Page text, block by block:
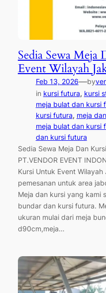
Sedia Sewa
Event Wilayah
Feb 13, 2026—by
in kursi futura, kursi
meja bulat dan kursi
kursi futura, meja
meja bulat dan kursi
dan kursi futura
Sedia Sewa Meja Dan
PT.VENDOR EVENT
Kursi Untuk Event
pemesanan untuk area
Meja dan kursi yang kami
bundar dan kursi futura.
ukuran mulai dari meja
d90cm,meja…